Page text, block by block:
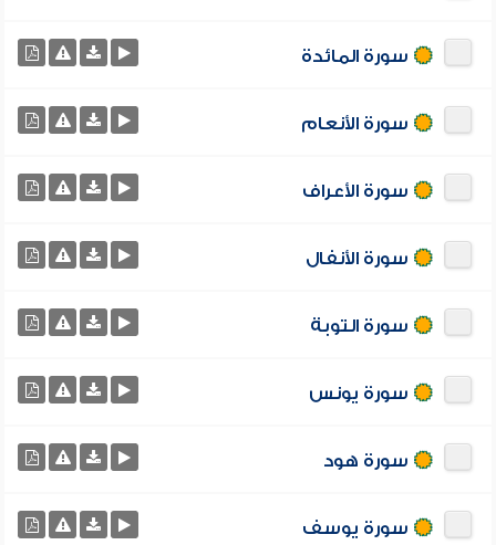
سورة المائدة
سورة الأنعام
سورة الأعراف
سورة الأنفال
سورة التوبة
سورة يونس
سورة هود
سورة يوسف